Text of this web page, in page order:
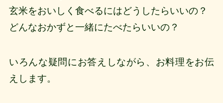
玄米をおいしく食べるにはどうしたらいいの？
どんなおかずと一緒にたべたらいいの？
いろんな疑問にお答えしながら、お料理をお伝
えします。